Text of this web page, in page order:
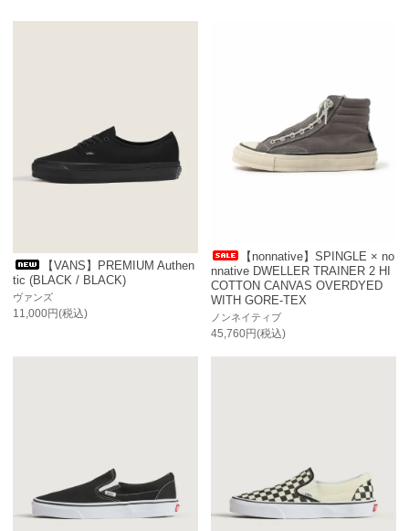
【VANS】PREMIUM Authen
tic (BLACK / BLACK)
ヴァンズ
11,000円(税込)
【nonnative】SPINGLE × no
nnative DWELLER TRAINER 2 HI
COTTON CANVAS OVERDYED
WITH GORE-TEX
ノンネイティブ
45,760円(税込)